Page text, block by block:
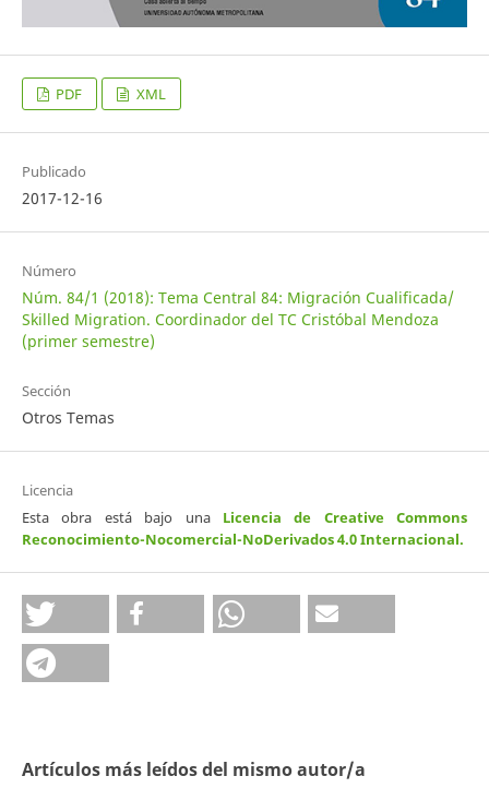
PDF XML
Publicado
2017-12-16
Número
Núm. 84/1 (2018): Tema Central 84: Migración Cualificada/
Skilled Migration. Coordinador del TC Cristóbal Mendoza
(primer semestre)
Sección
Otros Temas
Licencia
Esta obra está bajo una Licencia de Creative Commons
Reconocimiento-Nocomercial-NoDerivados 4.0 Internacional.
Artículos más leídos del mismo autor/a